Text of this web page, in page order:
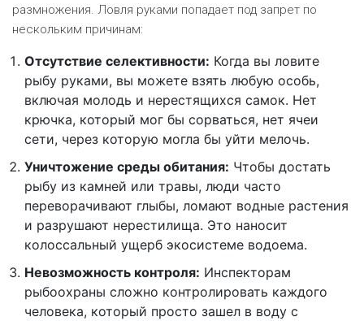
размножения. Ловля руками попадает под запрет по
нескольким причинам:
Отсутствие селективности: Когда вы ловите
рыбу руками, вы можете взять любую особь,
включая молодь и нерестящихся самок. Нет
крючка, который мог бы сорваться, нет ячеи
сети, через которую могла бы уйти мелочь.
Уничтожение среды обитания: Чтобы достать
рыбу из камней или травы, люди часто
переворачивают глыбы, ломают водные растения
и разрушают нерестилища. Это наносит
колоссальный ущерб экосистеме водоема.
Невозможность контроля: Инспекторам
рыбоохраны сложно контролировать каждого
человека, который просто зашел в воду с